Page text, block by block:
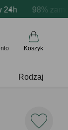
98%
Koszyk
Rodzaj